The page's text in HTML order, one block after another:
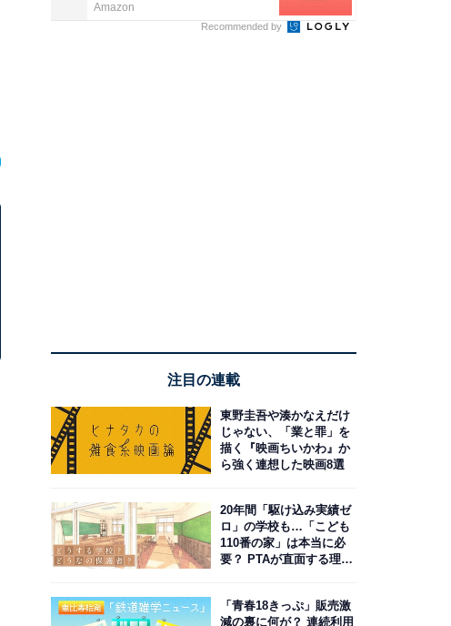
Amazon
Recommended by
注目の連載
東野圭吾や湊かなえだけ
じゃない、「業と罪」を
描く『映画ちいかわ』か
ら強く連想した映画8選
20年間「駆け込み実績ゼ
ロ」の学校も…「こども
110番の家」は本当に必
要？ PTAが直面する理想
「青春18きっぷ」販売激
減の裏に何が？ 連続利用